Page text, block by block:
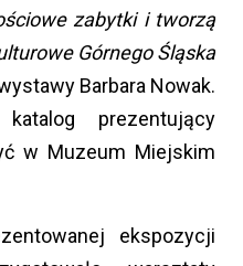
zabytki i tworzą
Górnego Śląska
Barbara Nowak.
prezentujący
w Muzeum Miejskim
ekspozycji